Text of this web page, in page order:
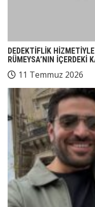
DEDEKTİFLİK
RÜMEYSA’NIN İÇERDEKİ
11 Temmuz 2026